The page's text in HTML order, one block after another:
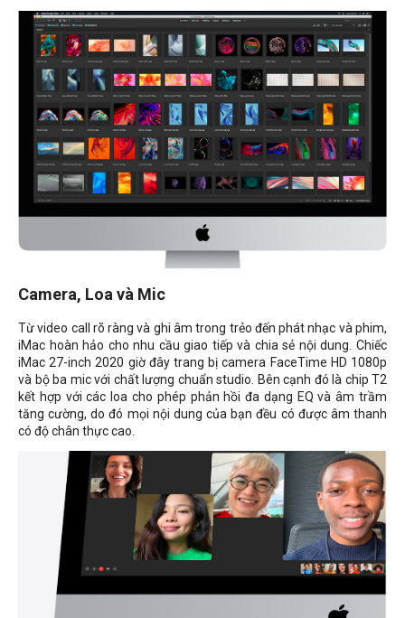
Camera, Loa và Mic
Từ video call rõ ràng và ghi âm trong trẻo đến phát nhạc và phim,
iMac hoàn hảo cho nhu cầu giao tiếp và chia sẻ nội dung. Chiếc
iMac 27-inch 2020 giờ đây trang bị camera FaceTime HD 1080p
và bộ ba mic với chất lượng chuẩn studio. Bên cạnh đó là chip T2
kết hợp với các loa cho phép phản hồi đa dạng EQ và âm trầm
tăng cường, do đó mọi nội dung của bạn đều có được âm thanh
có độ chân thực cao.